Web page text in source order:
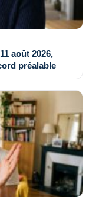
août 2026,
préalable